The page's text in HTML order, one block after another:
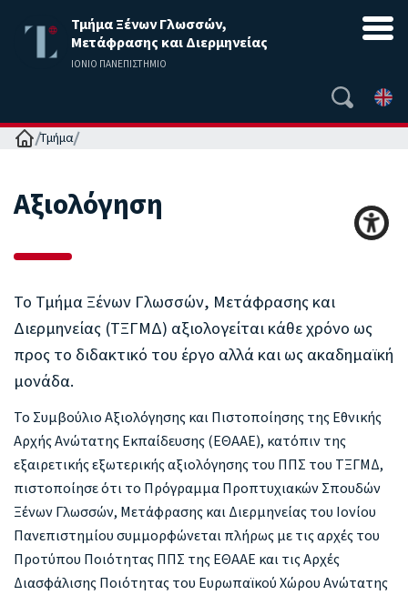
Τμήμα Ξένων Γλωσσών,
Μετάφρασης και Διερμηνείας
ΙΟΝΙΟ ΠΑΝΕΠΙΣΤΗΜΙΟ
Αρχική
Τμήμα
Αξιολόγηση
Το Τμήμα Ξένων Γλωσσών, Μετάφρασης και
Διερμηνείας (ΤΞΓΜΔ) αξιολογείται κάθε χρόνο ως
προς το διδακτικό του έργο αλλά και ως ακαδημαϊκή
μονάδα.
Το Συμβούλιο Αξιολόγησης και Πιστοποίησης της Εθνικής
Αρχής Ανώτατης Εκπαίδευσης (ΕΘΑΑΕ), κατόπιν της
εξαιρετικής εξωτερικής αξιολόγησης του ΠΠΣ του ΤΞΓΜΔ,
πιστοποίησε ότι το Πρόγραμμα Προπτυχιακών Σπουδών
Ξένων Γλωσσών, Μετάφρασης και Διερμηνείας του Ιονίου
Πανεπιστημίου συμμορφώνεται πλήρως με τις αρχές του
Προτύπου Ποιότητας ΠΠΣ της ΕΘΑΑΕ και τις Αρχές
Διασφάλισης Ποιότητας του Ευρωπαϊκού Χώρου Ανώτατης